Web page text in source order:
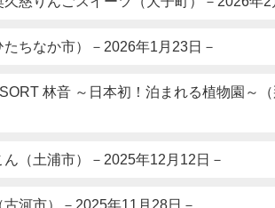
ちなか市）－2026年1月23日－
林音 ～日本初！泊まれる植物園～（
（土浦市）－2025年12月12日－
河市）－2025年11月28日－